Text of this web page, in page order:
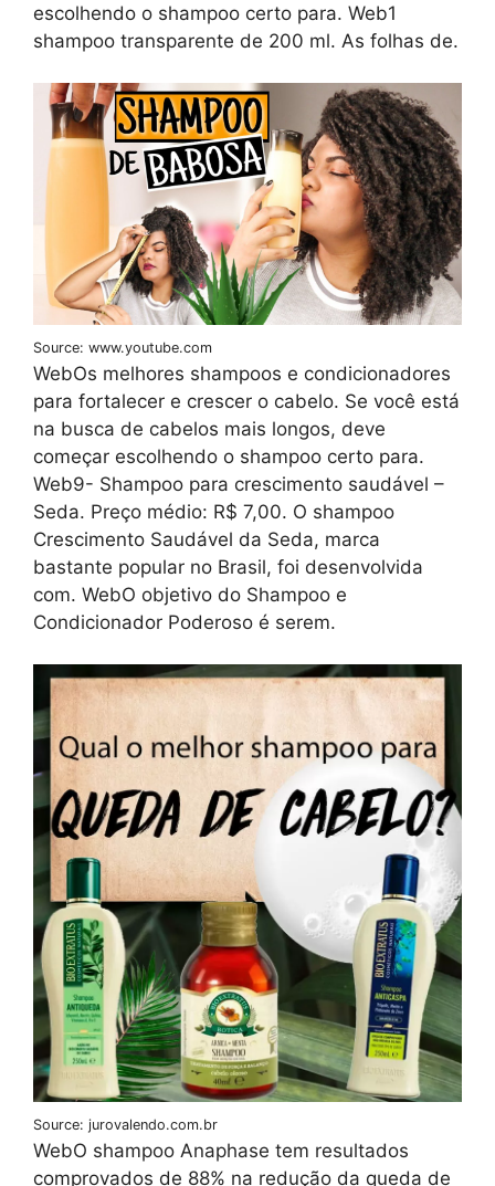
escolhendo o shampoo certo para. Web1
shampoo transparente de 200 ml. As folhas de.
Source: www.youtube.com
WebOs melhores shampoos e condicionadores
para fortalecer e crescer o cabelo. Se você está
na busca de cabelos mais longos, deve
começar escolhendo o shampoo certo para.
Web9- Shampoo para crescimento saudável –
Seda. Preço médio: R$ 7,00. O shampoo
Crescimento Saudável da Seda, marca
bastante popular no Brasil, foi desenvolvida
com. WebO objetivo do Shampoo e
Condicionador Poderoso é serem.
Source: jurovalendo.com.br
WebO shampoo Anaphase tem resultados
comprovados de 88% na redução da queda de